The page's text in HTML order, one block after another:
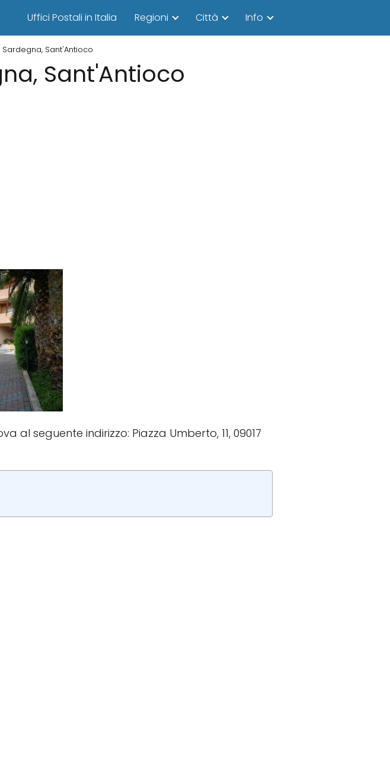
Uffici Postali in Italia Regioni Città Info
Sardegna, Sant'Antioco
Sant'Antioco
al seguente indirizzo: Piazza Umberto, 11, 09017